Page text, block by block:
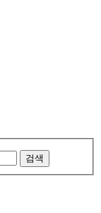
검색